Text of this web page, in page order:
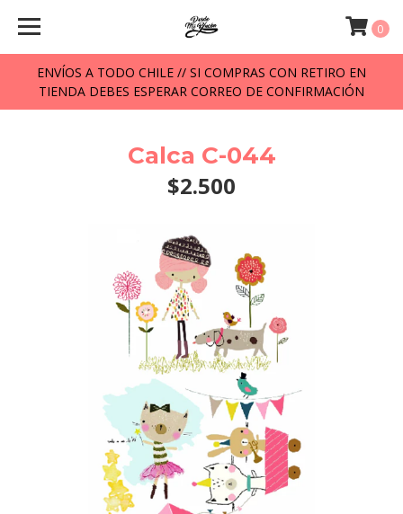
ENVÍOS A TODO CHILE // SI COMPRAS CON RETIRO EN
TIENDA DEBES ESPERAR CORREO DE CONFIRMACIÓN
0
Calca C-044
$2.500